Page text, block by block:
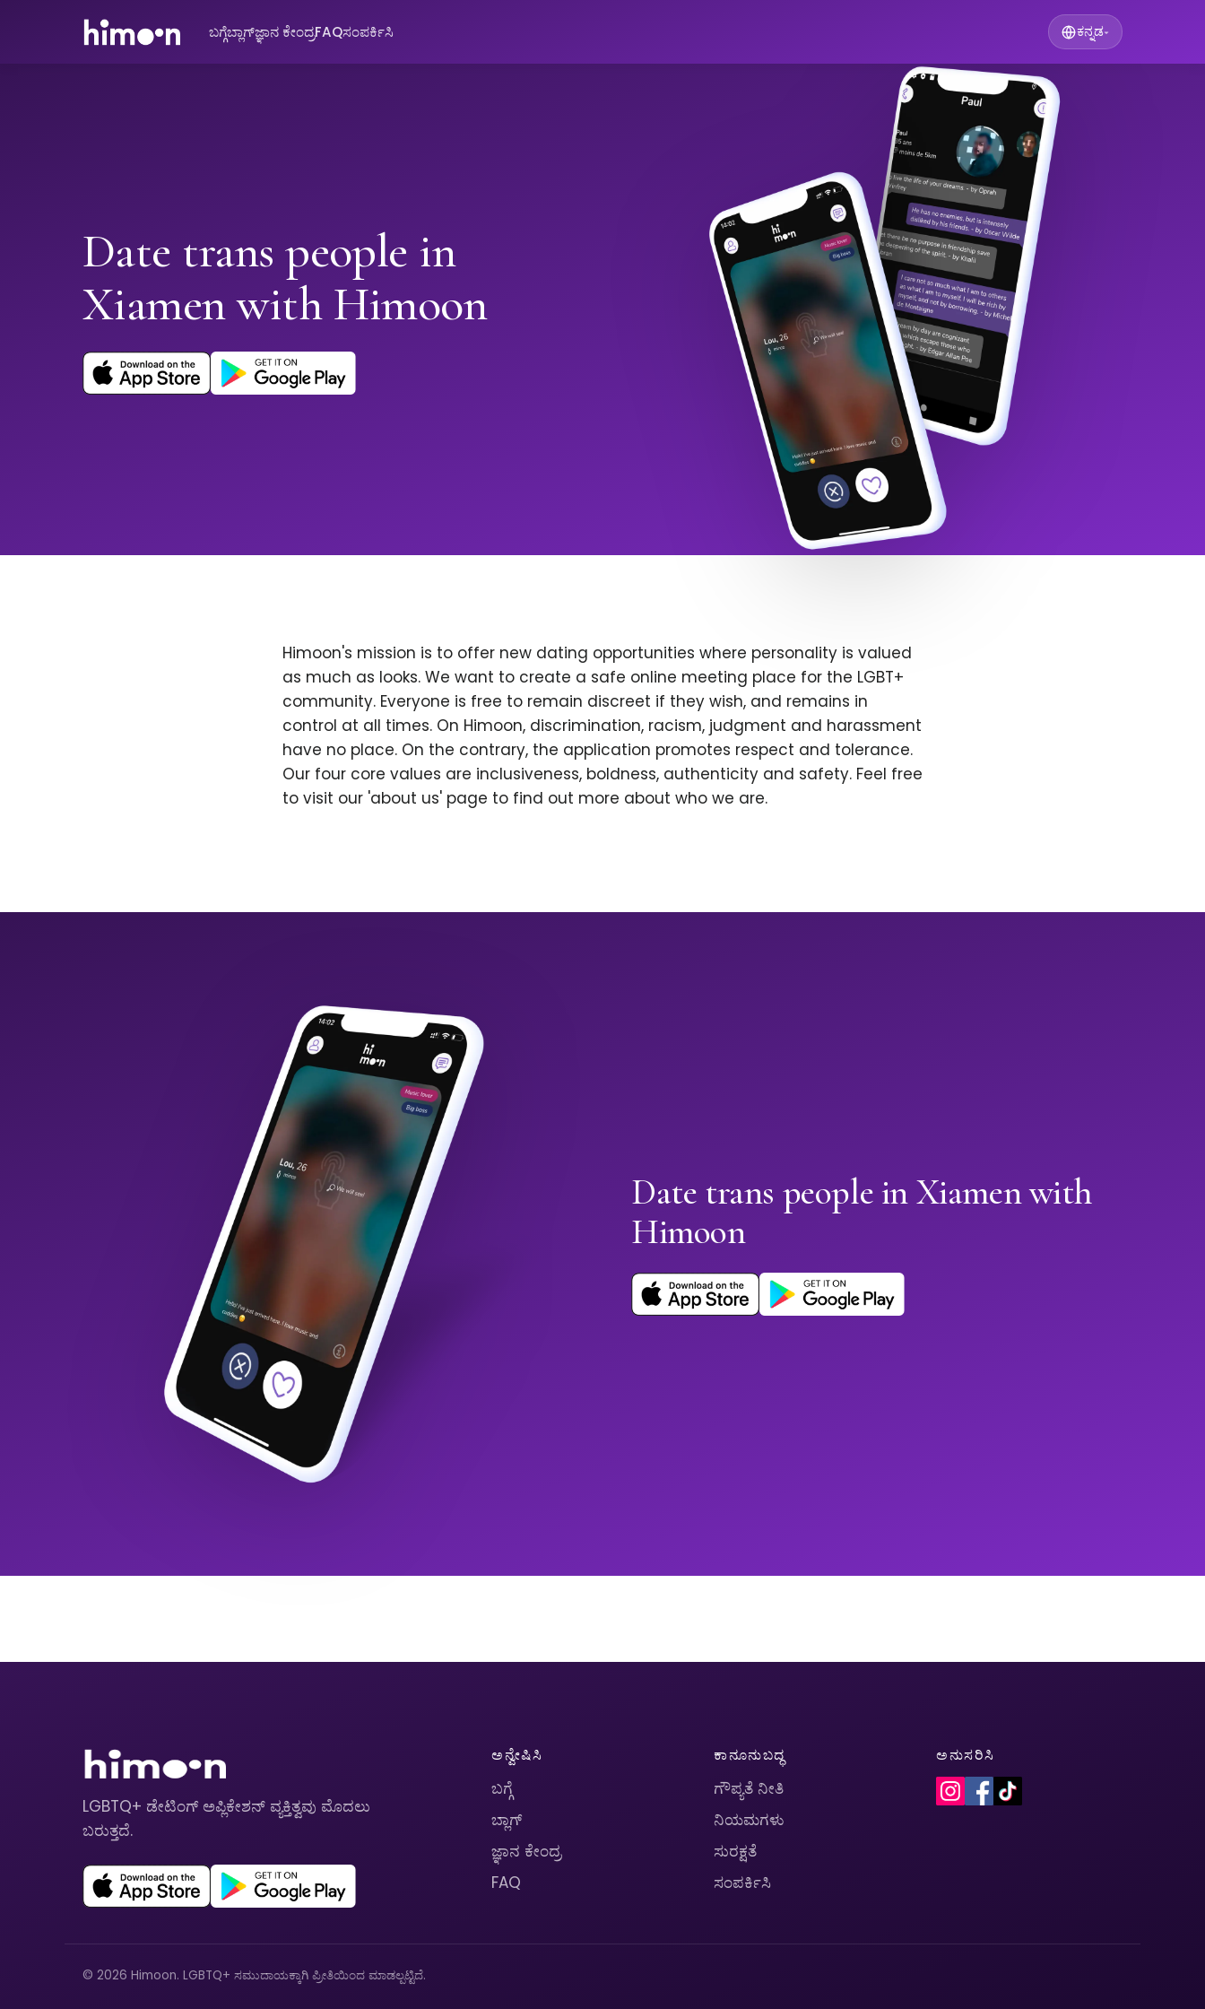
ಬಗ್ಗೆಬ್ಲಾಗ್ಜ್ಞಾನ ಕೇಂದ್ರFAQಸಂಪರ್ಕಿಸಿ ಕನ್ನಡ▾
Date trans people in
Xiamen with Himoon
Himoon's mission is to offer new dating opportunities where personality is valued
as much as looks. We want to create a safe online meeting place for the LGBT+
community. Everyone is free to remain discreet if they wish, and remains in
control at all times. On Himoon, discrimination, racism, judgment and harassment
have no place. On the contrary, the application promotes respect and tolerance.
Our four core values are inclusiveness, boldness, authenticity and safety. Feel free
to visit our 'about us' page to find out more about who we are.
Date trans people in Xiamen with
Himoon
LGBTQ+ ಡೇಟಿಂಗ್ ಅಪ್ಲಿಕೇಶನ್ ವ್ಯಕ್ತಿತ್ವವು ಮೊದಲು
ಬರುತ್ತದೆ.
ಅನ್ವೇಷಿಸಿ
ಬಗ್ಗೆ
ಬ್ಲಾಗ್
ಜ್ಞಾನ ಕೇಂದ್ರ
FAQ
ಕಾನೂನುಬದ್ಧ
ಗೌಪ್ಯತೆ ನೀತಿ
ನಿಯಮಗಳು
ಸುರಕ್ಷತೆ
ಸಂಪರ್ಕಿಸಿ
ಅನುಸರಿಸಿ
© 2026 Himoon. LGBTQ+ ಸಮುದಾಯಕ್ಕಾಗಿ ಪ್ರೀತಿಯಿಂದ ಮಾಡಲ್ಪಟ್ಟಿದೆ.